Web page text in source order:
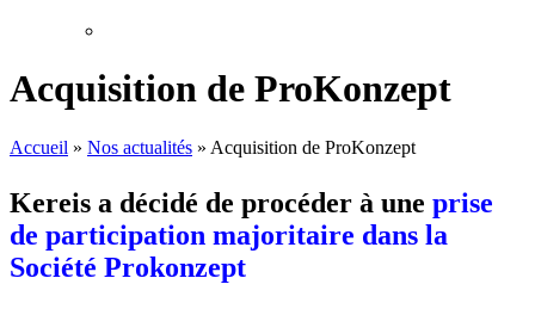
Acquisition de ProKonzept
Accueil » Nos actualités » Acquisition de ProKonzept
Kereis a décidé de procéder à une prise
de participation majoritaire dans la
Société Prokonzept